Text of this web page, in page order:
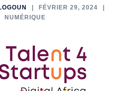
FÉVRIER 29, 2024
NUMÉRIQUE